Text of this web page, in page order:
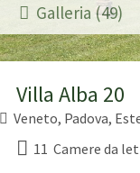
Galleria (49)
Villa Alba 20
Veneto, Padova,
11 Camere da